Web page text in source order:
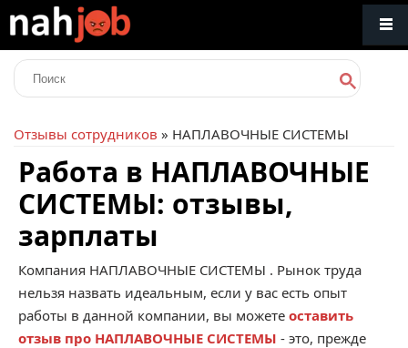
Отзывы сотрудников » НАПЛАВОЧНЫЕ СИСТЕМЫ
Работа в НАПЛАВОЧНЫЕ
СИСТЕМЫ: отзывы,
зарплаты
Компания НАПЛАВОЧНЫЕ СИСТЕМЫ . Рынок труда
нельзя назвать идеальным, если у вас есть опыт
работы в данной компании, вы можете оставить
отзыв про НАПЛАВОЧНЫЕ СИСТЕМЫ - это, прежде